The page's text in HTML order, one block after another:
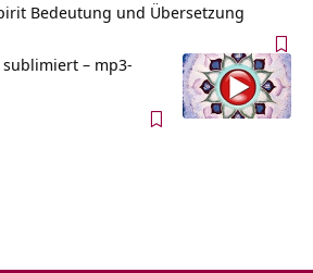
Bedeutung und Übersetzung
– mp3-